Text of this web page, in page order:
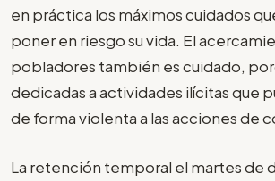
en práctica los máximos cuidados
poner en riesgo su vida. El
pobladores también es cuidado,
dedicadas a actividades ilícitas que
de forma violenta a las acciones de
La retención temporal el martes de